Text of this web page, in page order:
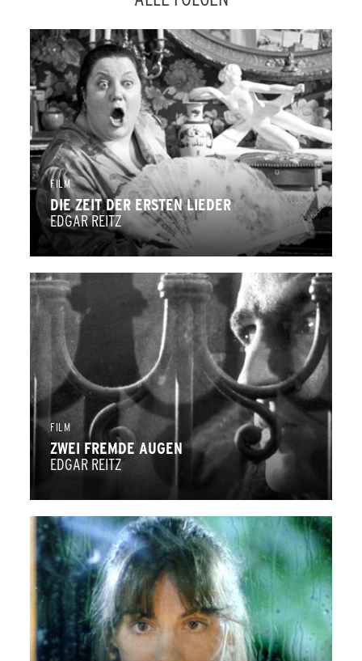
ZUR RETROSPEKTIVE EDGAR REITZ
ZURÜCK
FILM
DIE ZEIT DER ERSTEN LIEDER
EDGAR REITZ
FILM
ZWEI FREMDE AUGEN
EDGAR REITZ